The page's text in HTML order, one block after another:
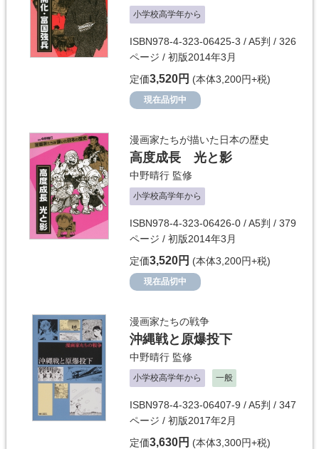
小学校高学年から
ISBN978-4-323-06425-3 / A5判 / 326
ページ / 初版2014年3月
定価3,520円 (本体3,200円+税)
現在品切中
漫画家たちが描いた日本の歴史
高度成長 光と影
中野晴行 監修
小学校高学年から
ISBN978-4-323-06426-0 / A5判 / 379
ページ / 初版2014年3月
定価3,520円 (本体3,200円+税)
現在品切中
漫画家たちの戦争
沖縄戦と原爆投下
中野晴行 監修
小学校高学年から 一般
ISBN978-4-323-06407-9 / A5判 / 347
ページ / 初版2017年2月
定価3,630円 (本体3,300円+税)